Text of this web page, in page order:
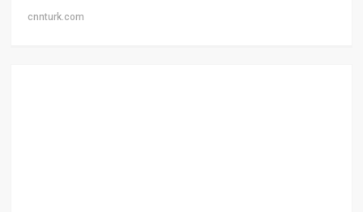
cnnturk.com